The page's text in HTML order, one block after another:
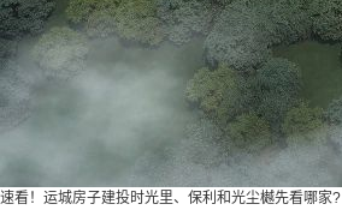
速看！运城房子建投时光里、保利和光尘樾先看哪家?